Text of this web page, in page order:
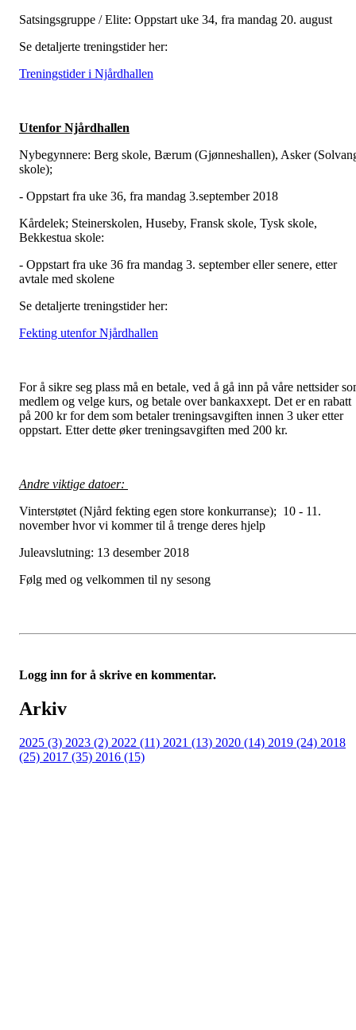
Satsingsgruppe / Elite: Oppstart uke 34, fra mandag 20. august
Se detaljerte treningstider her:
Treningstider i Njårdhallen
Utenfor Njårdhallen
Nybegynnere: Berg skole, Bærum (Gjønneshallen), Asker
skole);
- Oppstart fra uke 36, fra mandag 3.september 2018
Kårdelek; Steinerskolen, Huseby, Fransk skole, Tysk skole,
Bekkestua skole:
- Oppstart fra uke 36 fra mandag 3. september eller senere, etter
avtale med skolene
Se detaljerte treningstider her:
Fekting utenfor Njårdhallen
For å sikre seg plass må en betale, ved å gå inn på våre nettsider
medlem og velge kurs, og betale over bankaxxept. Det er en rabatt
på 200 kr for dem som betaler treningsavgiften innen 3 uker etter
oppstart. Etter dette øker treningsavgiften med 200 kr.
Andre viktige datoer:
Vinterstøtet (Njård fekting egen store konkurranse); 10 - 11.
november hvor vi kommer til å trenge deres hjelp
Juleavslutning: 13 desember 2018
Følg med og velkommen til ny sesong
Logg inn for å skrive en kommentar.
Arkiv
2025 (3) 2023 (2) 2022 (11) 2021 (13) 2020 (14) 2019 (24) 2018
(25) 2017 (35) 2016 (15)